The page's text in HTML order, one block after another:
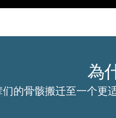
為
的骨骸搬迁至一个更